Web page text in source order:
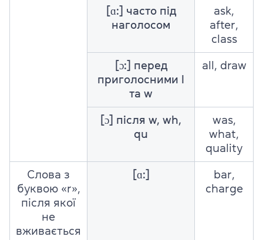
[ɑ:] часто під
наголосом
ask,
after,
class
[ɔ:] перед
приголосними l
та w
all, draw
[ɔ] після w, wh,
qu
was,
what,
quality
Слова з
буквою «r»,
після якої
не
вживається
[ɑ:]
bar,
charge